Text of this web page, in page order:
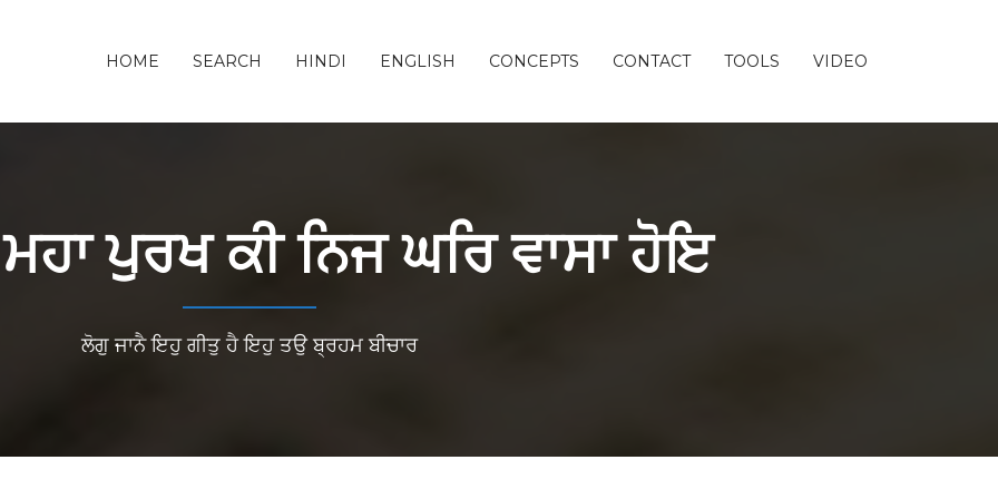
HOME SEARCH HINDI ENGLISH CONCEPTS CONTACT TOOLS VIDEO
ਪੁਰਖ ਕੀ ਨਿਜ ਘਰਿ ਵਾਸਾ ਹੋਇ
ਲੋਗੁ ਜਾਨੈ ਇਹੁ ਗੀਤੁ ਹੈ ਇਹੁ ਤਉ ਬ੍ਰਹਮ ਬੀਚਾਰ